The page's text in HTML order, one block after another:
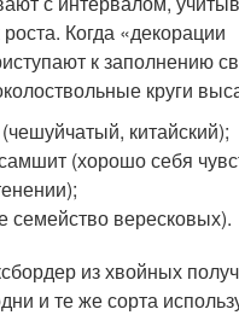
Когда «декорации
к заполнению
круги
китайский);
(хорошо себя
семейство вересковых).
из хвойных
и те же сорта